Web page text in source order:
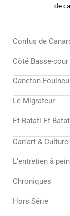
de
Confus de
Côté Basse-cour
Caneton
Le Migrateur
Et Batati Et
Can’art & Culture
L’entretien à
Chroniques
Hors Série